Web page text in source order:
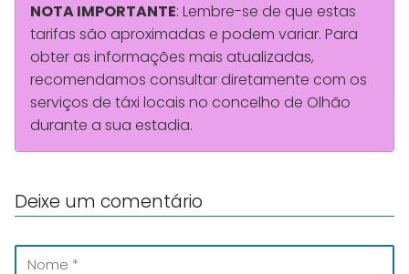
NOTA IMPORTANTE: Lembre-se de que estas
tarifas são aproximadas e podem variar. Para
obter as informações mais atualizadas,
recomendamos consultar diretamente com os
serviços de táxi locais no concelho de Olhão
durante a sua estadia.
Deixe um comentário